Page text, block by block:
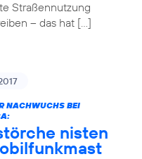
Straßennutzung
– das hat […]
NACHWUCHS BEI
nisten